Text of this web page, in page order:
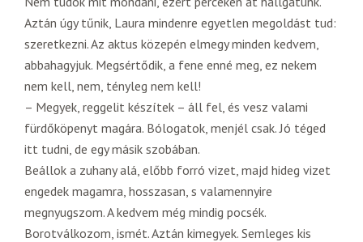
Aztán úgy tűnik, Laura mindenre egyetlen megoldást tud:
szeretkezni. Az aktus közepén elmegy minden kedvem,
abbahagyjuk. Megsértődik, a fene enné meg, ez nekem
nem kell, nem, tényleg nem kell!
– Megyek, reggelit készítek – áll fel, és vesz valami
fürdőköpenyt magára. Bólogatok, menjél csak. Jó téged
itt tudni, de egy másik szobában.
Beállok a zuhany alá, előbb forró vizet, majd hideg vizet
engedek magamra, hosszasan, s valamennyire
megnyugszom. A kedvem még mindig pocsék.
Borotválkozom, ismét. Aztán kimegyek. Semleges kis